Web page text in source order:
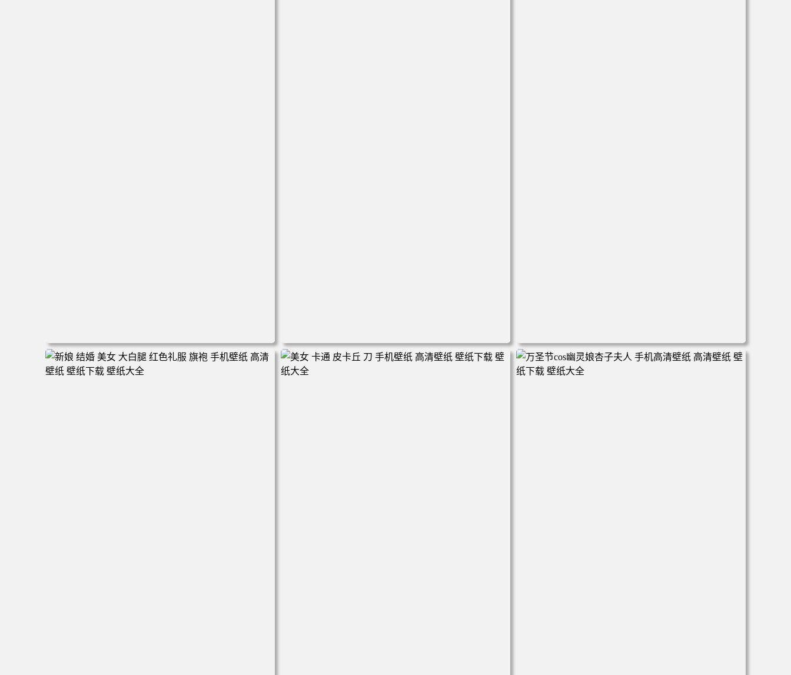
电脑壁纸 动漫情侣 名侦探柯南 新一小兰 柯兰 甜蜜互动 角
色壁纸 手机壁纸 高清壁纸 壁纸下载 壁纸大全
电脑壁纸 火影 鸣人 佐助 小樱 高清全屏手机壁纸 高清壁纸
壁纸下载 壁纸大全
电脑壁纸 心态好 情绪好 身体好 运气就好 手机壁纸 高清壁
纸 壁纸下载 壁纸大全